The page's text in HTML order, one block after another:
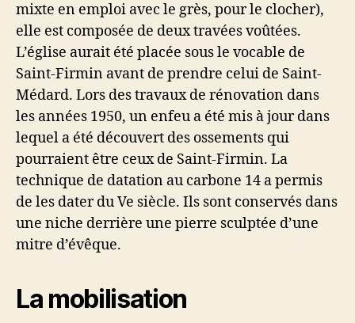
mixte en emploi avec le grès, pour le clocher),
elle est composée de deux travées voûtées.
L’église aurait été placée sous le vocable de
Saint-Firmin avant de prendre celui de Saint-
Médard. Lors des travaux de rénovation dans
les années 1950, un enfeu a été mis à jour dans
lequel a été découvert des ossements qui
pourraient être ceux de Saint-Firmin. La
technique de datation au carbone 14 a permis
de les dater du Ve siècle. Ils sont conservés dans
une niche derrière une pierre sculptée d’une
mitre d’évêque.
La mobilisation